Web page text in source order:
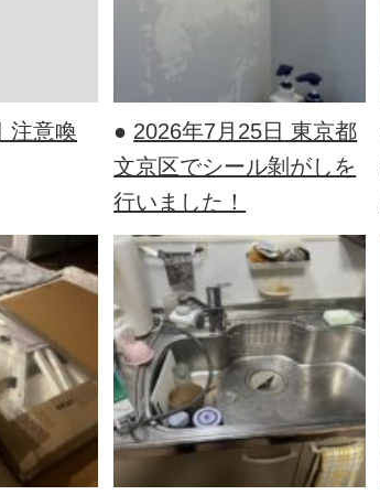
注意喚
● 2026年7月25日 東京都
文京区でシール剝がしを
行いました！